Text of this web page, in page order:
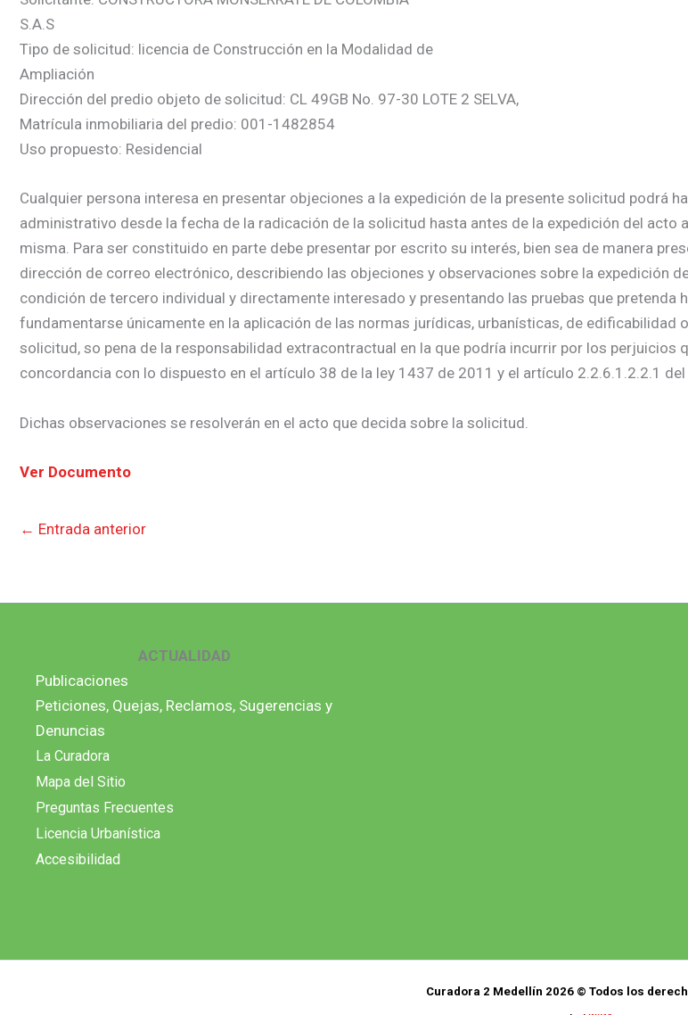
S.A.S
Tipo de solicitud: licencia de Construcción en la Modalidad de
Ampliación
Dirección del predio objeto de solicitud: CL 49GB No. 97-30 LOTE 2 SELVA,
Matrícula inmobiliaria del predio: 001-1482854
Uso propuesto: Residencial
Cualquier persona interesa en presentar objeciones a la expedición de la presente solicitud podrá
administrativo desde la fecha de la radicación de la solicitud hasta antes de la expedición del acto
misma. Para ser constituido en parte debe presentar por escrito su interés, bien sea de manera
dirección de correo electrónico, describiendo las objeciones y observaciones sobre la expedición
condición de tercero individual y directamente interesado y presentando las pruebas que pretenda
fundamentarse únicamente en la aplicación de las normas jurídicas, urbanísticas, de edificabilidad
solicitud, so pena de la responsabilidad extracontractual en la que podría incurrir por los perjuicios
concordancia con lo dispuesto en el artículo 38 de la ley 1437 de 2011 y el artículo 2.2.6.1.2.2.1
Dichas observaciones se resolverán en el acto que decida sobre la solicitud.
Ver Documento
← Entrada anterior
ACTUALIDAD
Publicaciones
Peticiones, Quejas, Reclamos, Sugerencias y
Denuncias
La Curadora
Mapa del Sitio
Preguntas Frecuentes
Licencia Urbanística
Accesibilidad
Curadora 2 Medellín 2026 © Todos los